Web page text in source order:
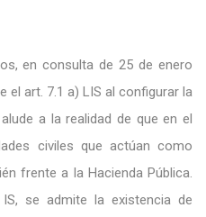
en consulta de 25 de enero
el art. 7.1 a) LIS al configurar la
a la realidad de que en el
civiles que actúan como
frente a la Hacienda Pública.
se admite la existencia de